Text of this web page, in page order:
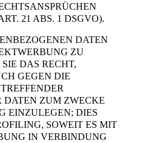
21 ABS. 1 DSGVO).
DATEN
ZU
DAS RECHT,
GEGEN DIE
DATEN ZUM ZWECKE
EINZULEGEN; DIES
SOWEIT ES MIT
IN VERBINDUNG